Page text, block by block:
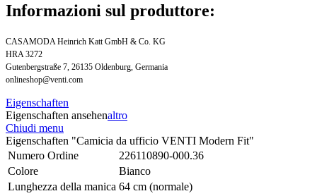
Informazioni sul produttore:
CASAMODA Heinrich Katt GmbH & Co. KG
HRA 3272
Gutenbergstraße 7, 26135 Oldenburg, Germania
onlineshop@venti.com
Eigenschaften
Eigenschaften ansehenaltro
Chiudi menu
Eigenschaften "Camicia da ufficio VENTI Modern Fit"
Numero Ordine
226110890-000.36
Colore
Bianco
Lunghezza della manica 64 cm (normale)